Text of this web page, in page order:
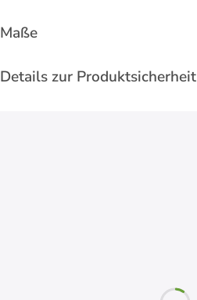
Maße
Details zur Produktsicherheit